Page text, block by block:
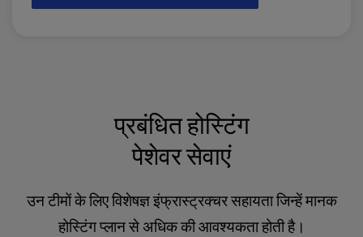
प्रबंधित होस्टिंग
पेशेवर सेवाएं
उन टीमों के लिए विशेषज्ञ इंफ्रास्ट्रक्चर सहायता जिन्हें मानक
होस्टिंग प्लान से अधिक की आवश्यकता होती है।